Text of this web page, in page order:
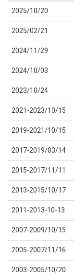
2025/10/20
2025/02/21
2024/11/29
2024/10/03
2023/10/24
2021-2023/10/15
2019-2021/10/15
2017-2019/03/14
2015-2017/11/11
2013-2015/10/17
2011-2013-10-13
2007-2009/10/15
2005-2007/11/16
2003-2005/10/20